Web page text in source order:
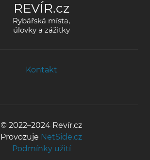
REVÍR.cz
Rybářská místa,
úlovky a zážitky
Kontakt
© 2022–2024 Revír.cz
Provozuje NetSide.cz
Podmínky užití